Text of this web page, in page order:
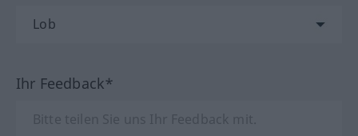
Ihr Feedback*